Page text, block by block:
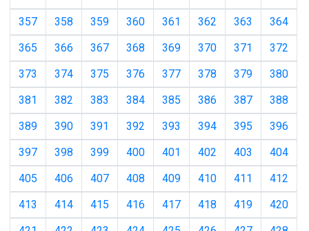
357
358 359 360 361 362 363
364
365
366 367 368 369 370 371
372
373
374 375 376 377 378 379
380
381
382 383 384 385 386 387
388
389
390 391 392 393 394 395
396
397
398 399 400 401 402 403
404
405
406 407 408 409 410 411
412
413
414 415 416 417 418 419
420